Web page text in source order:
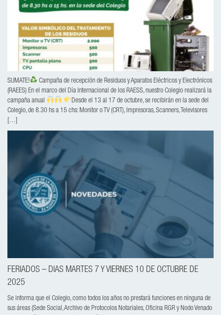
SUMATE!
Campaña de recepción de Residuos y Aparatos Eléctricos y Electrónicos
(RAEES) En el marco del Día Internacional de los RAESS, nuestro Colegio realizará la
campaña anual
Desde el 13 al 17 de octubre, se recibirán en la sede del
Colegio, de 8.30 hs a 15 chs: Monitor o TV (CRT), Impresoras, Scanners, Televisores
[…]
FERIADOS – DIAS MARTES 7 Y VIERNES 10 DE OCTUBRE DE
2025
Se informa que el Colegio, como todos los años no prestará funciones en ninguna de
sus áreas (Sede Social, Archivo de Protocolos Notariales, Oficina RGR y Nodo Venado